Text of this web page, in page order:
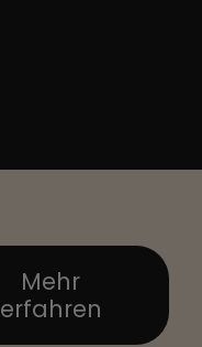
Mehr
erfahren